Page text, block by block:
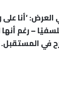
‘أنا على
– رغم
في المستقبل.